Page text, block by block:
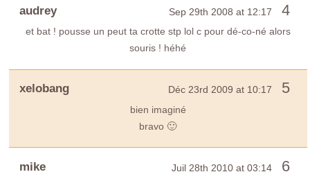
audrey Sep 29th 2008 at 12:17 4
et bat ! pousse un peut ta crotte stp lol c pour dé-co-né alors
souris ! héhé
xelobang Déc 23rd 2009 at 10:17 5
bien imaginé
bravo 🙂
mike Juil 28th 2010 at 03:14 6